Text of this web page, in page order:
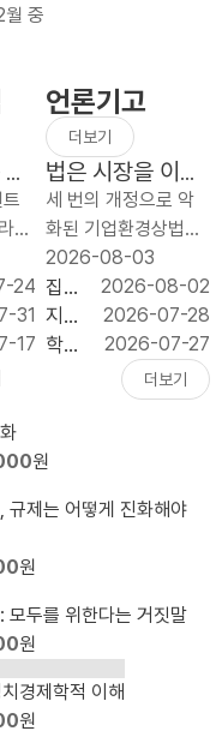
중
편
보
다
단
순
하
고
예
측
가
가
다
반드
시
가야
할
재정
개혁
이다
대상
이
될
수
없다
서
의
24
31
17
언론기고
더보기
법은 시장을 이끄
는 명령이 아니라
시장을 지키는 규
칙이어야 한다
세 번의 개정으로 악
화된 기업환경상법이
1년 사이에 세 번 바뀌
었다. 2025년 7월 1
차 개정은 이사의 충
실의무 대상에 회사와
함께 `주주’를 넣었고,
사외이사의 이름..
2026-08-03
집값
으로
‘실수
가를
나
2026-08-02
지방
투자,
입지
력 봐
2026-07-28
학생
은
조 눈
배분`
때
2026-07-27
더보기
원
규제는 어떻게 진화해야
원
모두를 위한다는 거짓말
원
경제학적 이해
원